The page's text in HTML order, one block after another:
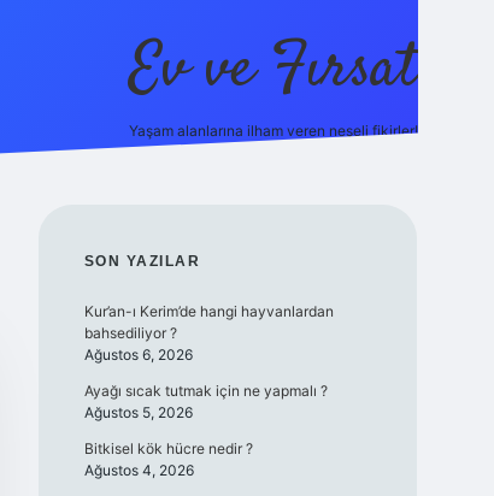
Ev ve Fırsat
Yaşam alanlarına ilham veren neşeli fikirler!
SIDEBAR
SON YAZILAR
Kur’an-ı Kerim’de hangi hayvanlardan
bahsediliyor ?
Ağustos 6, 2026
Ayağı sıcak tutmak için ne yapmalı ?
Ağustos 5, 2026
Bitkisel kök hücre nedir ?
Ağustos 4, 2026